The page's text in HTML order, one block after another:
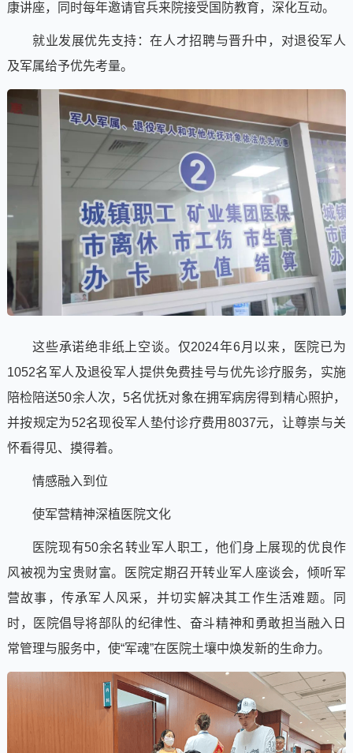
康讲座，同时每年邀请官兵来院接受国防教育，深化互动。
就业发展优先支持：在人才招聘与晋升中，对退役军人
及军属给予优先考量。
这些承诺绝非纸上空谈。仅2024年6月以来，医院已为
1052名军人及退役军人提供免费挂号与优先诊疗服务，实施
陪检陪送50余人次，5名优抚对象在拥军病房得到精心照护，
并按规定为52名现役军人垫付诊疗费用8037元，让尊崇与关
怀看得见、摸得着。
情感融入到位
使军营精神深植医院文化
医院现有50余名转业军人职工，他们身上展现的优良作
风被视为宝贵财富。医院定期召开转业军人座谈会，倾听军
营故事，传承军人风采，并切实解决其工作生活难题。同
时，医院倡导将部队的纪律性、奋斗精神和勇敢担当融入日
常管理与服务中，使“军魂”在医院土壤中焕发新的生命力。